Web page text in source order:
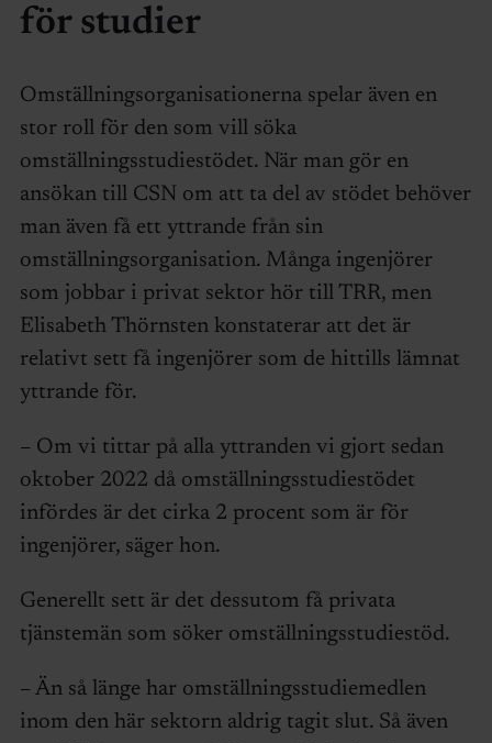
för studier
Omställningsorganisationerna spelar även en
stor roll för den som vill söka
omställningsstudiestödet. När man gör en
ansökan till CSN om att ta del av stödet behöver
man även få ett yttrande från sin
omställningsorganisation. Många ingenjörer
som jobbar i privat sektor hör till TRR, men
Elisabeth Thörnsten konstaterar att det är
relativt sett få ingenjörer som de hittills lämnat
yttrande för.
– Om vi tittar på alla yttranden vi gjort sedan
oktober 2022 då omställningsstudiestödet
infördes är det cirka 2 procent som är för
ingenjörer, säger hon.
Generellt sett är det dessutom få privata
tjänstemän som söker omställningsstudiestöd.
– Än så länge har omställningsstudiemedlen
inom den här sektorn aldrig tagit slut. Så även